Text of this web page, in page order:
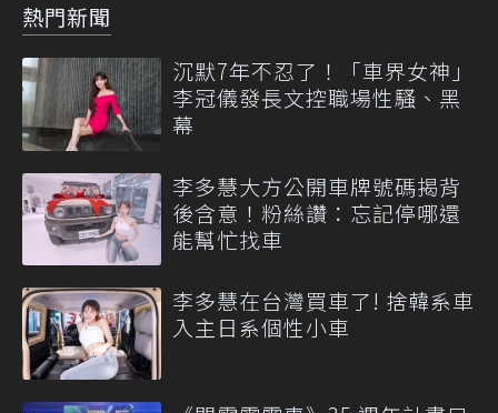
熱門新聞
沉默7年不忍了！「車界女神」
李冠儀發長文控職場性騷、黑
幕
李多慧大方公開車牌號碼揭背
後含意！粉絲讚：忘記停哪還
能幫忙找車
李多慧在台灣買車了! 捨韓系車
入主日系個性小車